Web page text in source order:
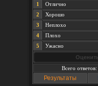
1
Отлично
2
Хорошо
3
Неплохо
4
Плохо
5
Ужасно
Всего ответов:
Результаты